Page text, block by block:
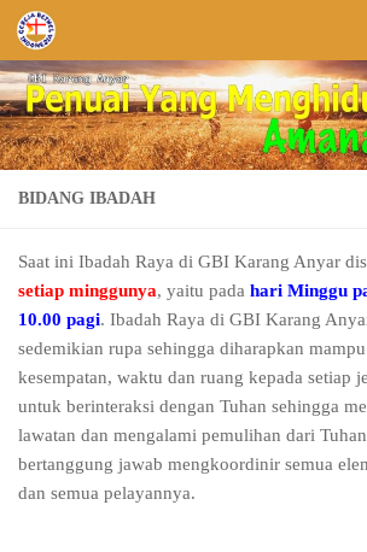
Skip to content
BIDANG IBADAH
Saat ini Ibadah Raya di GBI Karang Anyar
setiap minggunya, yaitu pada hari Minggu
10.00 pagi. Ibadah Raya di GBI Karang
sedemikian rupa sehingga diharapkan
kesempatan, waktu dan ruang kepada setiap
untuk berinteraksi dengan Tuhan sehingga
lawatan dan mengalami pemulihan dari
bertanggung jawab mengkoordinir semua
dan semua pelayannya.